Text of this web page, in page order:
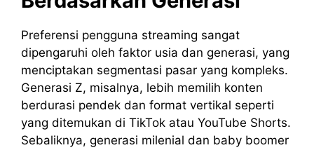
Preferensi pengguna streaming sangat
dipengaruhi oleh faktor usia dan generasi, yang
menciptakan segmentasi pasar yang kompleks.
Generasi Z, misalnya, lebih memilih konten
berdurasi pendek dan format vertikal seperti
yang ditemukan di TikTok atau YouTube Shorts.
Sebaliknya, generasi milenial dan baby boomer